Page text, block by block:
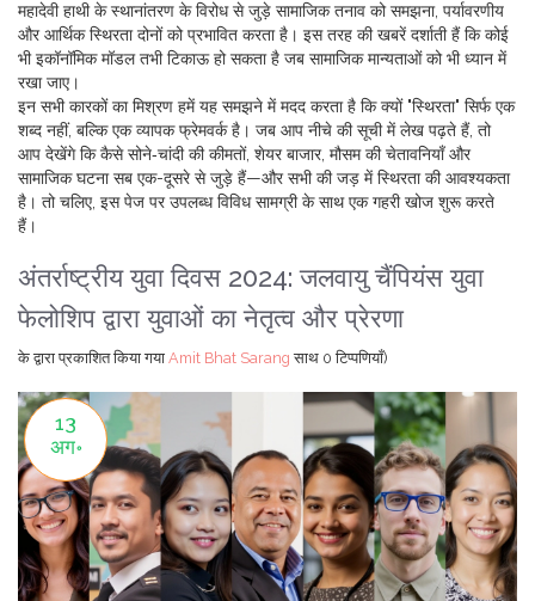
महादेवी हाथी के स्थानांतरण के विरोध से जुड़े सामाजिक तनाव को समझना, पर्यावरणीय
और आर्थिक स्थिरता दोनों को प्रभावित करता है। इस तरह की खबरें दर्शाती हैं कि कोई
भी इकॉनॉमिक मॉडल तभी टिकाऊ हो सकता है जब सामाजिक मान्यताओं को भी ध्यान में
रखा जाए।
इन सभी कारकों का मिश्रण हमें यह समझने में मदद करता है कि क्यों "स्थिरता" सिर्फ एक
शब्द नहीं, बल्कि एक व्यापक फ्रेमवर्क है। जब आप नीचे की सूची में लेख पढ़ते हैं, तो
आप देखेंगे कि कैसे सोने‑चांदी की कीमतों, शेयर बाजार, मौसम की चेतावनियाँ और
सामाजिक घटना सब एक-दूसरे से जुड़े हैं—और सभी की जड़ में स्थिरता की आवश्यकता
है। तो चलिए, इस पेज पर उपलब्ध विविध सामग्री के साथ एक गहरी खोज शुरू करते
हैं।
अंतर्राष्ट्रीय युवा दिवस 2024: जलवायु चैंपियंस युवा
फेलोशिप द्वारा युवाओं का नेतृत्व और प्रेरणा
के द्वारा प्रकाशित किया गया Amit Bhat Sarang साथ 0 टिप्पणियाँ)
13
अग॰